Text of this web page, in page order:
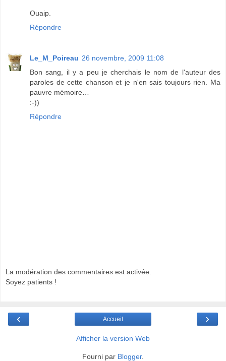
Ouaip.
Répondre
Le_M_Poireau 26 novembre, 2009 11:08
Bon sang, il y a peu je cherchais le nom de l'auteur des
paroles de cette chanson et je n'en sais toujours rien. Ma
pauvre mémoire…
:-))
Répondre
La modération des commentaires est activée.
Soyez patients !
‹ ›
Accueil
Afficher la version Web
Fourni par Blogger.